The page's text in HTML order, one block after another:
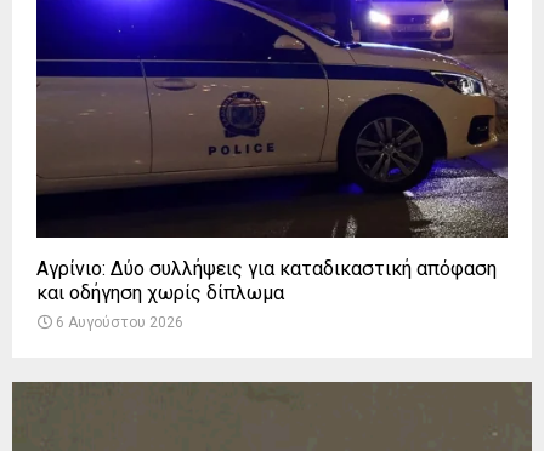
Αγρίνιο: Δύο συλλήψεις για καταδικαστική απόφαση
και οδήγηση χωρίς δίπλωμα
6 Αυγούστου 2026